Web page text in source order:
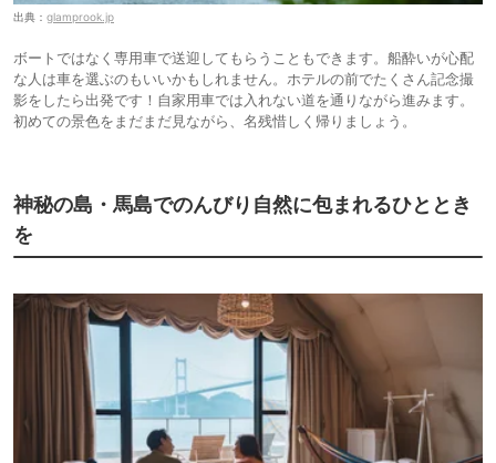
出典： glamprook.jp
ボートではなく専用車で送迎してもらうこともできます。船酔いが心配
な人は車を選ぶのもいいかもしれません。ホテルの前でたくさん記念撮
影をしたら出発です！自家用車では入れない道を通りながら進みます。
初めての景色をまだまだ見ながら、名残惜しく帰りましょう。
神秘の島・馬島でのんびり自然に包まれるひととき
を